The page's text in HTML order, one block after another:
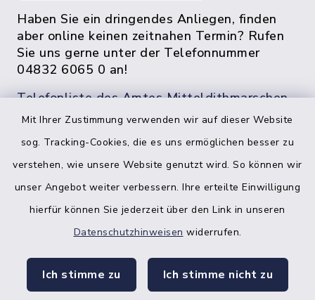
Mit Ihrer Zustimmung verwenden wir auf dieser Website
sog. Tracking-Cookies, die es uns ermöglichen besser zu
verstehen, wie unsere Website genutzt wird. So können wir
unser Angebot weiter verbessern. Ihre erteilte Einwilligung
hierfür können Sie jederzeit über den Link in unseren
Datenschutzhinweisen widerrufen.
Ich stimme zu Ich stimme nicht zu
Haben Sie ein dringendes Anliegen, finden
aber online keinen zeitnahen Termin? Rufen
Sie uns gerne unter der Telefonnummer
04832 6065 0 an!
Telefonliste des Amtes Mitteldithmarschen
facebook